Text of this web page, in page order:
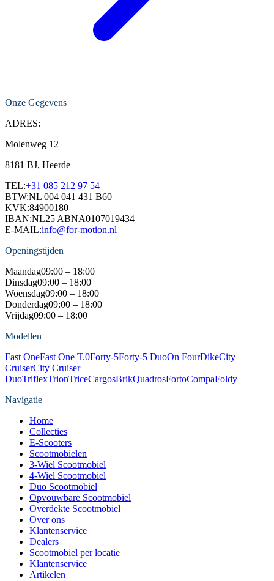
Onze Gegevens
ADRES:
Molenweg 12
8181 BJ, Heerde
TEL:+31 085 212 97 54
BTW:NL 004 041 431 B60
KVK:84900180
IBAN:NL25 ABNA0107019434
E-MAIL:info@for-motion.nl
Openingstijden
Maandag09:00 – 18:00
Dinsdag09:00 – 18:00
Woensdag09:00 – 18:00
Donderdag09:00 – 18:00
Vrijdag09:00 – 18:00
Modellen
Fast OneFast One T.0Forty-5Forty-5 DuoOn FourDikeCity
CruiserCity Cruiser
DuoTriflexTrionTriceCargosBrikQuadrosFortoCompaFoldy
Navigatie
Home
Collecties
E-Scooters
Scootmobielen
3-Wiel Scootmobiel
4-Wiel Scootmobiel
Duo Scootmobiel
Opvouwbare Scootmobiel
Overdekte Scootmobiel
Over ons
Klantenservice
Dealers
Scootmobiel per locatie
Klantenservice
Artikelen